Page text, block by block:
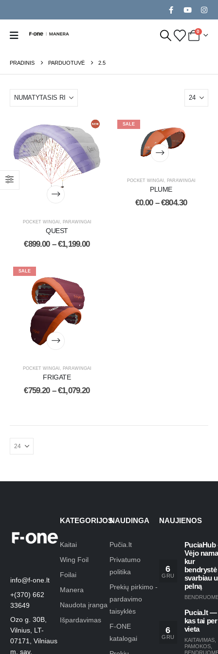
0
PRADINIS PARDUOTUVĖ 2.5
POCKET WINGAI PARAWINGAI
QUEST
€899.00 – €1,199.00
SALE
POCKET WINGAI , PARAWINGAI
PLUME
€0.00 – €804.30
SALE
POCKET WINGAI PARAWINGAI
FRIGATE
€759.20 – €1,079.20
info@f-one.lt
+(370) 662
33649
Ozo g. 30B,
Vilnius, LT-
07171, Vilniaus
m. sav.
KATEGORIJOS
Kaitai
Wing Foil
Foilai
Manera
Naudota įranga
Išpardavimas
NAUDINGA
Pučia.lt
Privatumo
politika
Prekių pirkimo -
pardavimo
taisyklės
F-ONE
katalogai
NAUJIENOS
6
GRU
PuciaHub
Vėjo
kur
bendrystė
svarbiau
pelną
6
GRU
Pucia.lt —
kas tai per
vieta
KAITAVIMAS
PAMOKOS